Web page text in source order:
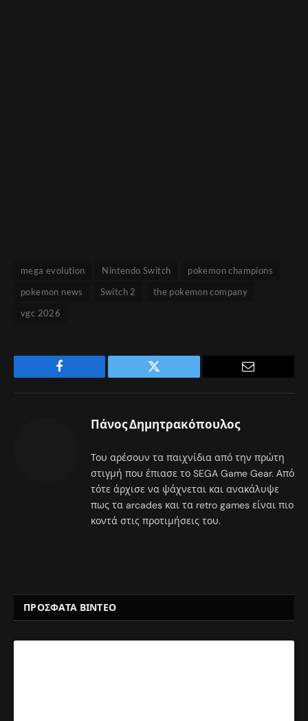
mega evolution Nintendo Switch
pokemon champions
pokemon news
Switch 2
the pokemon company
vgc 2026
Facebook Twitter
Πάνος Δημητρακόπουλος
Του αρέσουν τα παιχνίδια από την πρώτη
στιγμή που έπιασε το SEGA Game Gear. Από
τότε άρχισε να ψάχνεται και ανακάλυψε
πως τα arcades και τα retro games είναι πιο
κοντά στις προτιμήσεις του.
ΠΡΟΣΦΑΤΑ ΒΙΝΤΕΟ